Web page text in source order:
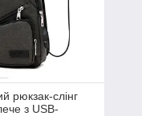
рюкзак-слінг
з USB-